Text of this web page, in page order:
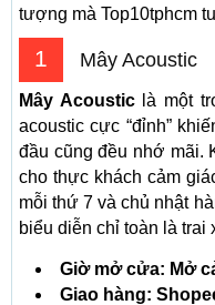
tượng mà Top10tphcm
1 Mây Acoustic
Mây Acousticlà một
acoustic cực “đỉnh”
đầu cũng đều nhớ mãi.
cho thực khách cảm
mỗi thứ 7 và chủ nhật
biểu diễn chỉ toàn là trai
Giờ mở cửa: Mở
Giao hàng: